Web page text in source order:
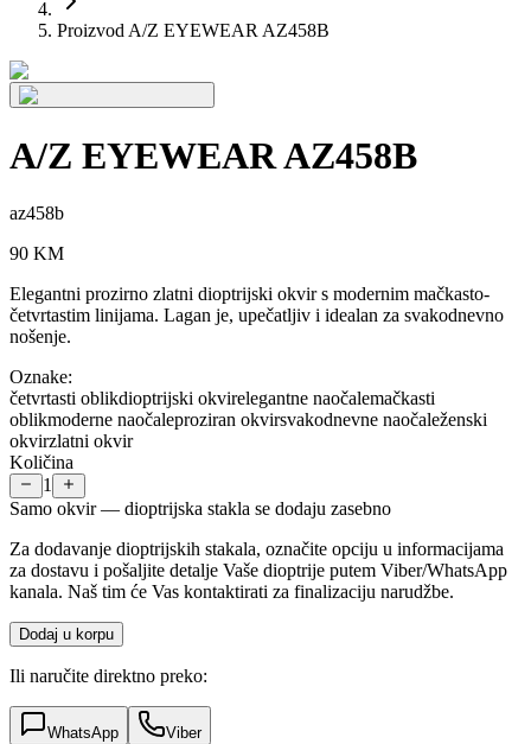
Proizvod A/Z EYEWEAR AZ458B
A/Z EYEWEAR AZ458B
az458b
90 KM
Elegantni prozirno zlatni dioptrijski okvir s modernim mačkasto-
četvrtastim linijama. Lagan je, upečatljiv i idealan za svakodnevno
nošenje.
Oznake:
četvrtasti oblikdioptrijski okvirelegantne naočalemačkasti
oblikmoderne naočaleproziran okvirsvakodnevne naočaleženski
okvirzlatni okvir
Količina
1
Samo okvir — dioptrijska stakla se dodaju zasebno
Za dodavanje dioptrijskih stakala, označite opciju u informacijama
za dostavu i pošaljite detalje Vaše dioptrije putem Viber/WhatsApp
kanala. Naš tim će Vas kontaktirati za finalizaciju narudžbe.
Dodaj u korpu
Ili naručite direktno preko:
WhatsApp Viber